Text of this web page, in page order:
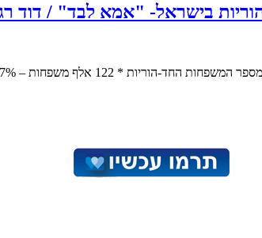
"אמא לבד" / דוד רגב ידיעות